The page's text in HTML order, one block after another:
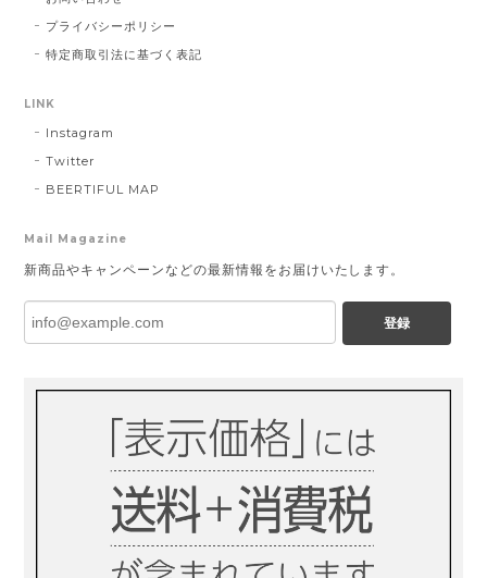
プライバシーポリシー
特定商取引法に基づく表記
LINK
Instagram
Twitter
BEERTIFUL MAP
Mail Magazine
新商品やキャンペーンなどの最新情報をお届けいたします。
登録